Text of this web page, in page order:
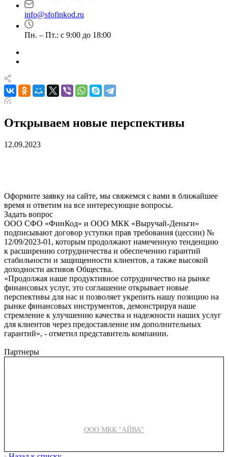
info@sfofinkod.ru
Пн. – Пт.: с 9:00 до 18:00
Открываем новые перспективы
12.09.2023
Оформите заявку на сайте, мы свяжемся с вами в ближайшее
время и ответим на все интересующие вопросы.
Задать вопрос
ООО СФО «ФинКод» и ООО МКК «Выручай-Деньги»
подписывают договор уступки прав требования (цессии) №
12/09/2023-01, которым продолжают намеченную тенденцию
к расширению сотрудничества и обеспечению гарантий
стабильности и защищенности клиентов, а также высокой
доходности активов Общества.
«Продолжая наше продуктивное сотрудничество на рынке
финансовых услуг, это соглашение открывает новые
перспективы для нас и позволяет укрепить нашу позицию на
рынке финансовых инструментов, демонстрируя наше
стремление к улучшению качества и надежности наших услуг
для клиентов через предоставление им дополнительных
гарантий», - отметил представитель компании.
Партнеры
ООО МКК "АЙВА"